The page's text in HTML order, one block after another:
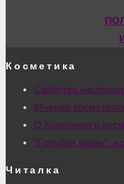
Косметика
Свойства
Мнение
О Компании и
"Голубая кровь":
Читалка